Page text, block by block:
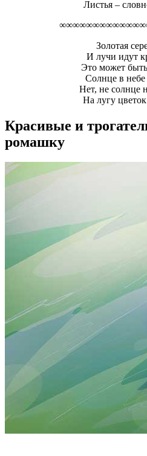
Листья –
Золотая
И лучи идут
Это может
Солнце в небе
Нет, не солнце
На лугу
Красивые и
ромашку